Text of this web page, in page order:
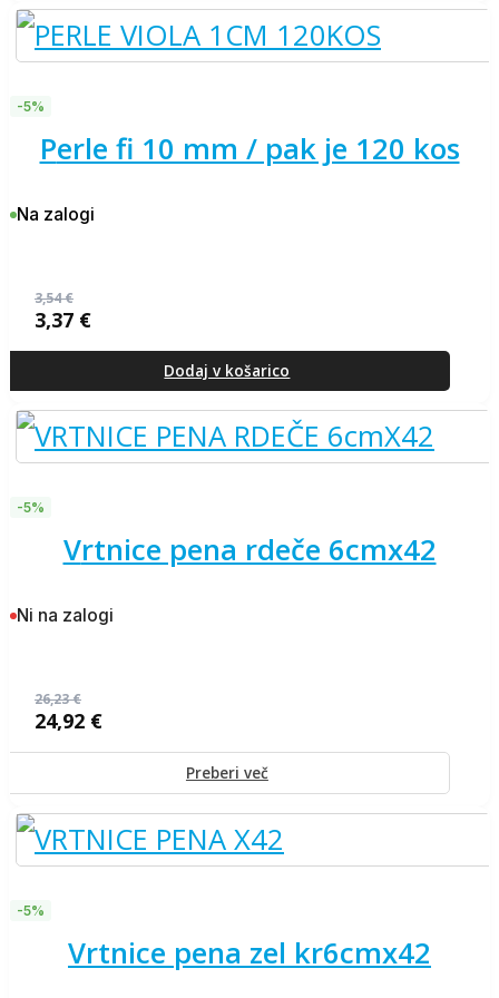
-5%
perle fi 10 mm / pak je 120 kos
Na zalogi
3,54€
cena
3,54 €.
3,37 €
cena
Dodaj v košarico
-5%
vrtnice pena rdeče 6cmx42
Ni na zalogi
26,23€
cena
26,23 €.
24,92 €
cena
Preberi več
-5%
vrtnice pena zel kr6cmx42